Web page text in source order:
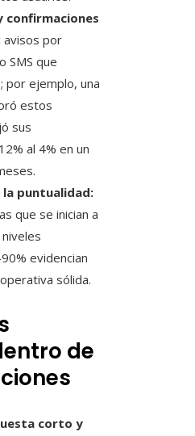
confirmaciones
avisos por
SMS que
por ejemplo, una
estos
sus
al 4% en un
puntualidad:
que se inician a
evidencian
sólida.
de
corto y